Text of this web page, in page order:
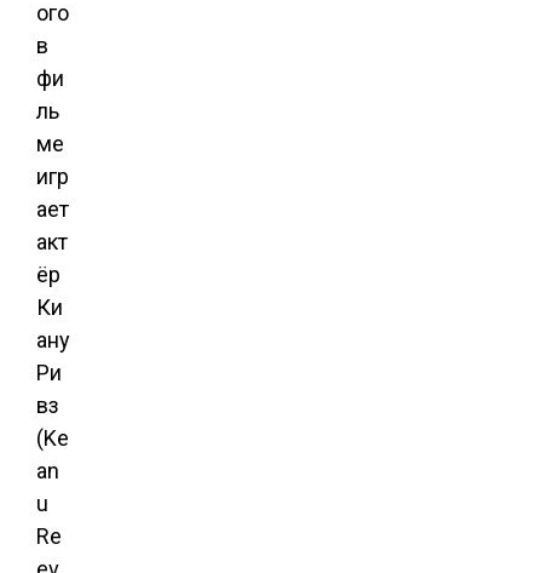
ого
в
фи
ль
ме
игр
ает
акт
ёр
Ки
ану
Ри
вз
(Ke
an
u
Re